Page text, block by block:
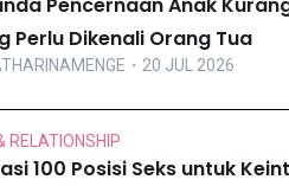
Perlu Dikenali Orang Tua
・20 JUL 2026
RELATIONSHIP
100 Posisi Seks untuk